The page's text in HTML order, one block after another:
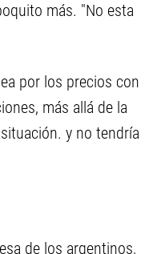
más. "No esta
por los precios con
más allá de la
y no tendría
de los argentinos,